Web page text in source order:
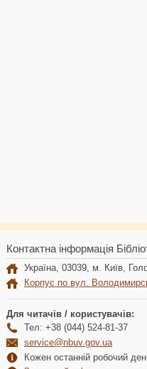
Контактна інформація
Україна, 03039, м. Київ,
Корпус по вул.
Для читачів / користувачів:
Тел: +38 (044) 524-81-37
service@nbuv.gov.ua
Кожен останній робочий